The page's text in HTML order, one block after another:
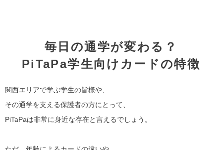
毎日の通学が変わる？
PiTaPa学生向けカードの特徴
関西エリアで学ぶ学生の皆様や、
その通学を支える保護者の方にとって、
PiTaPaは非常に身近な存在と言えるでしょう。